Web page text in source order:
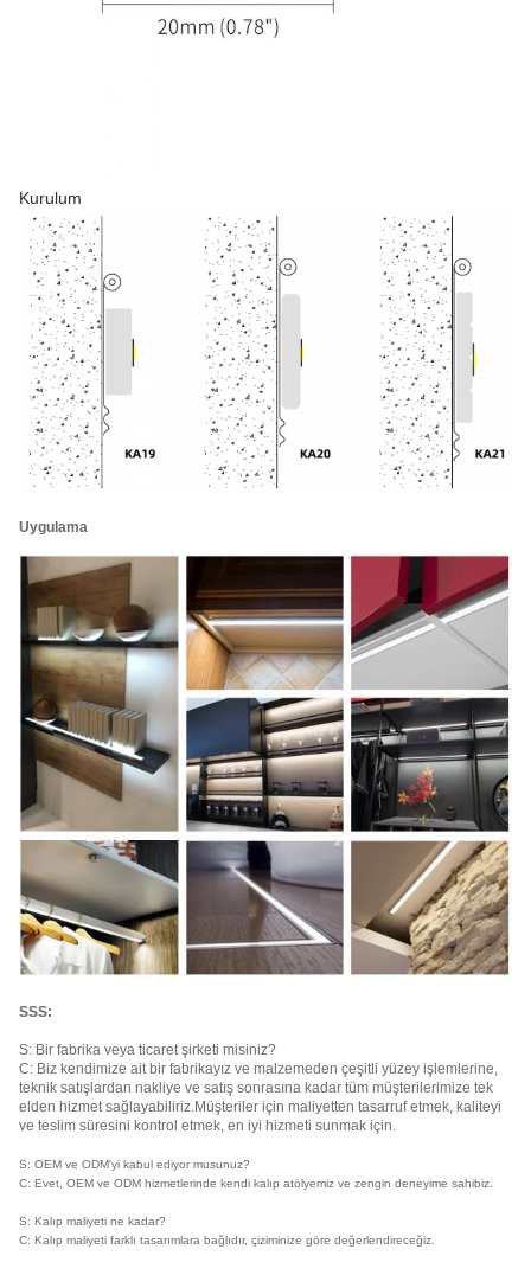
Kurulum
Uygulama
SSS:
S: Bir fabrika veya ticaret şirketi misiniz?
C: Biz kendimize ait bir fabrikayız ve malzemeden çeşitli yüzey işlemlerine,
teknik satışlardan nakliye ve satış sonrasına kadar tüm müşterilerimize tek
elden hizmet sağlayabiliriz.Müşteriler için maliyetten tasarruf etmek, kaliteyi
ve teslim süresini kontrol etmek, en iyi hizmeti sunmak için.
S: OEM ve ODM'yi kabul ediyor musunuz?
C: Evet, OEM ve ODM hizmetlerinde kendi kalıp atölyemiz ve zengin deneyime sahibiz.
S: Kalıp maliyeti ne kadar?
C: Kalıp maliyeti farklı tasarımlara bağlıdır, çiziminize göre değerlendireceğiz.